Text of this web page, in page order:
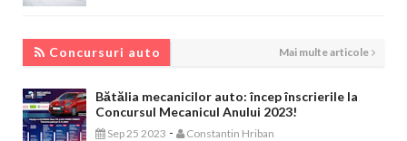
Concursuri auto Mai multe articole
Bătălia mecanicilor auto: încep înscrierile la
Concursul Mecanicul Anului 2023!
Sep 25 2023 - Constantin Hriban